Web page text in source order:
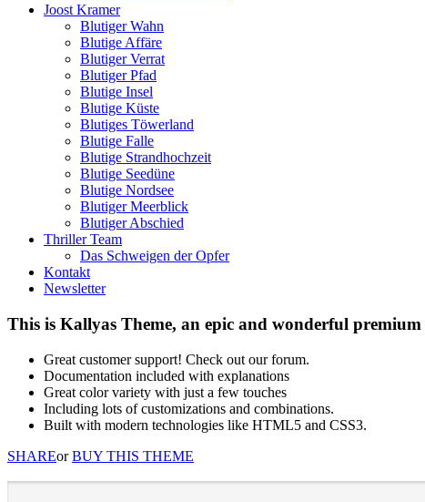
Joost Kramer
Blutiger Wahn
Blutige Affäre
Blutiger Verrat
Blutiger Pfad
Blutige Insel
Blutige Küste
Blutiges Töwerland
Blutige Falle
Blutige Strandhochzeit
Blutige Seedüne
Blutige Nordsee
Blutiger Meerblick
Blutiger Abschied
Thriller Team
Das Schweigen der Opfer
Kontakt
Newsletter
This is Kallyas Theme, an epic and wonderful premium
Great customer support! Check out our forum.
Documentation included with explanations
Great color variety with just a few touches
Including lots of customizations and combinations.
Built with modern technologies like HTML5 and CSS3.
SHAREor BUY THIS THEME